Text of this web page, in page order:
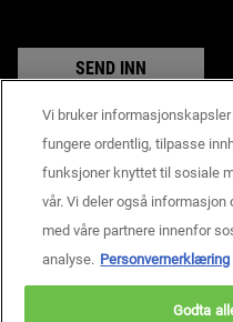
SEND INN
Produsentinformasjon
KIEHL'S
14, rue Royale - 75008 Paris France
consumercare@dk.oaccare.com
BETALINGSINNSTILLINGER
Vi bruker
fungere ordentlig, tilpasse
funksjoner knyttet til sosiale
vår. Vi deler også
med våre partnere innenfor
analyse. Personvernerklæring
Godta